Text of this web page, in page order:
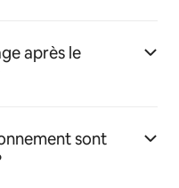
après le
sont